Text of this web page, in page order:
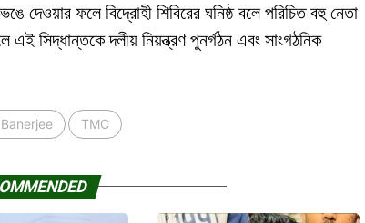
ফলে বিদ্রোহী শিবিরের ঘনিষ্ঠ বলে পরিচিত বহু নেতা
এই সিদ্ধান্তকে দলীয় নিয়ন্ত্রণ পুনর্গঠন এবং সাংগঠনিক
TMC